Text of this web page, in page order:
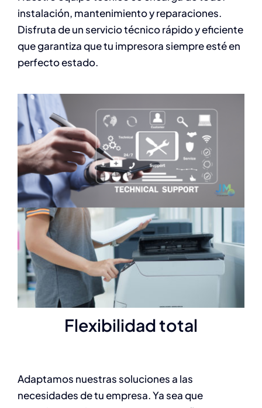
instalación, mantenimiento y reparaciones.
Disfruta de un servicio técnico rápido y eficiente
que garantiza que tu impresora siempre esté en
perfecto estado.
Flexibilidad total
Adaptamos nuestras soluciones a las
necesidades de tu empresa. Ya sea que